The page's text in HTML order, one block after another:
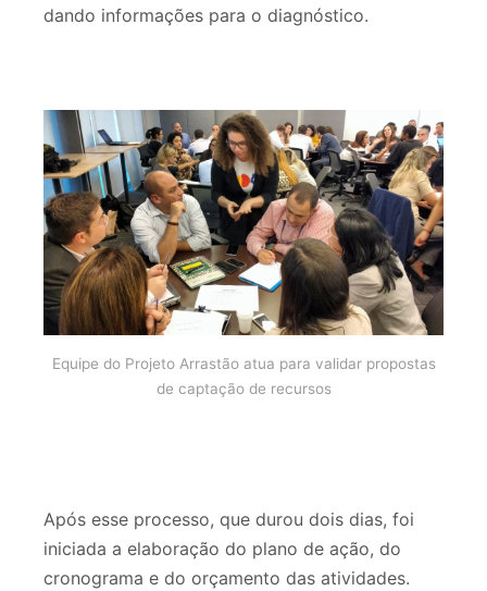
dando informações para o diagnóstico.
Equipe do Projeto Arrastão atua para validar propostas
de captação de recursos
Após esse processo, que durou dois dias, foi
iniciada a elaboração do plano de ação, do
cronograma e do orçamento das atividades.